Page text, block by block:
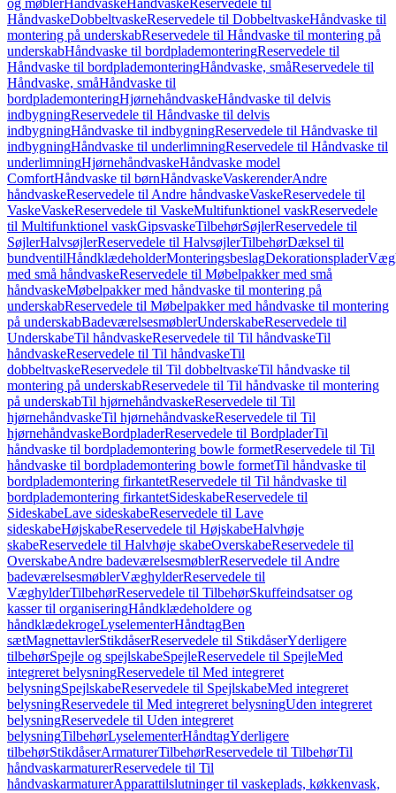
og møblerHåndvaskeHåndvaskeReservedele til
HåndvaskeDobbeltvaskeReservedele til DobbeltvaskeHåndvaske til
montering på underskabReservedele til Håndvaske til montering på
underskabHåndvaske til bordplademonteringReservedele til
Håndvaske til bordplademonteringHåndvaske, småReservedele til
Håndvaske, småHåndvaske til
bordplademonteringHjørnehåndvaskeHåndvaske til delvis
indbygningReservedele til Håndvaske til delvis
indbygningHåndvaske til indbygningReservedele til Håndvaske til
indbygningHåndvaske til underlimningReservedele til Håndvaske til
underlimningHjørnehåndvaskeHåndvaske model
ComfortHåndvaske til børnHåndvaskeVaskerenderAndre
håndvaskeReservedele til Andre håndvaskeVaskeReservedele til
VaskeVaskeReservedele til VaskeMultifunktionel vaskReservedele
til Multifunktionel vaskGipsvaskeTilbehørSøjlerReservedele til
SøjlerHalvsøjlerReservedele til HalvsøjlerTilbehørDæksel til
bundventilHåndklædeholderMonteringsbeslagDekorationsplader
med små håndvaskeReservedele til Møbelpakker med små
håndvaskeMøbelpakker med håndvaske til montering på
underskabReservedele til Møbelpakker med håndvaske til montering
på underskabBadeværelsesmøblerUnderskabeReservedele til
UnderskabeTil håndvaskeReservedele til Til håndvaskeTil
håndvaskeReservedele til Til håndvaskeTil
dobbeltvaskeReservedele til Til dobbeltvaskeTil håndvaske til
montering på underskabReservedele til Til håndvaske til montering
på underskabTil hjørnehåndvaskeReservedele til Til
hjørnehåndvaskeTil hjørnehåndvaskeReservedele til Til
hjørnehåndvaskeBordpladerReservedele til BordpladerTil
håndvaske til bordplademontering bowle formetReservedele til Til
håndvaske til bordplademontering bowle formetTil håndvaske til
bordplademontering firkantetReservedele til Til håndvaske til
bordplademontering firkantetSideskabeReservedele til
SideskabeLave sideskabeReservedele til Lave
sideskabeHøjskabeReservedele til HøjskabeHalvhøje
skabeReservedele til Halvhøje skabeOverskabeReservedele til
OverskabeAndre badeværelsesmøblerReservedele til Andre
badeværelsesmøblerVæghylderReservedele til
VæghylderTilbehørReservedele til TilbehørSkuffeindsatser og
kasser til organiseringHåndklædeholdere og
håndklædekrogeLyselementerHåndtagBen
sætMagnettavlerStikdåserReservedele til StikdåserYderligere
tilbehørSpejle og spejlskabeSpejleReservedele til SpejleMed
integreret belysningReservedele til Med integreret
belysningSpejlskabeReservedele til SpejlskabeMed integreret
belysningReservedele til Med integreret belysningUden integreret
belysningReservedele til Uden integreret
belysningTilbehørLyselementerHåndtagYderligere
tilbehørStikdåserArmaturerTilbehørReservedele til TilbehørTil
håndvaskarmaturerReservedele til Til
håndvaskarmaturerApparattilslutninger til vaskeplads, køkkenvask,